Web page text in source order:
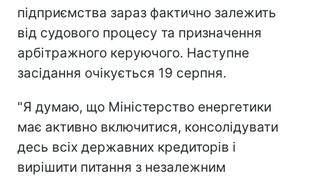
підприємства зараз фактично залежить
від судового процесу та призначення
арбітражного керуючого. Наступне
засідання очікується 19 серпня.
"Я думаю, що Міністерство енергетики
має активно включитися, консолідувати
десь всіх державних кредиторів і
вирішити питання з незалежним